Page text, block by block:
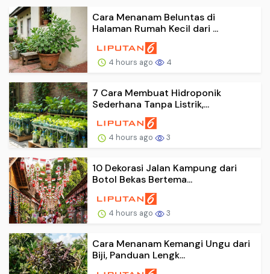
Cara Menanam Beluntas di
Halaman Rumah Kecil dari ...
4 hours ago 4
7 Cara Membuat Hidroponik
Sederhana Tanpa Listrik,...
4 hours ago 3
10 Dekorasi Jalan Kampung dari
Botol Bekas Bertema...
4 hours ago 3
Cara Menanam Kemangi Ungu dari
Biji, Panduan Lengk...